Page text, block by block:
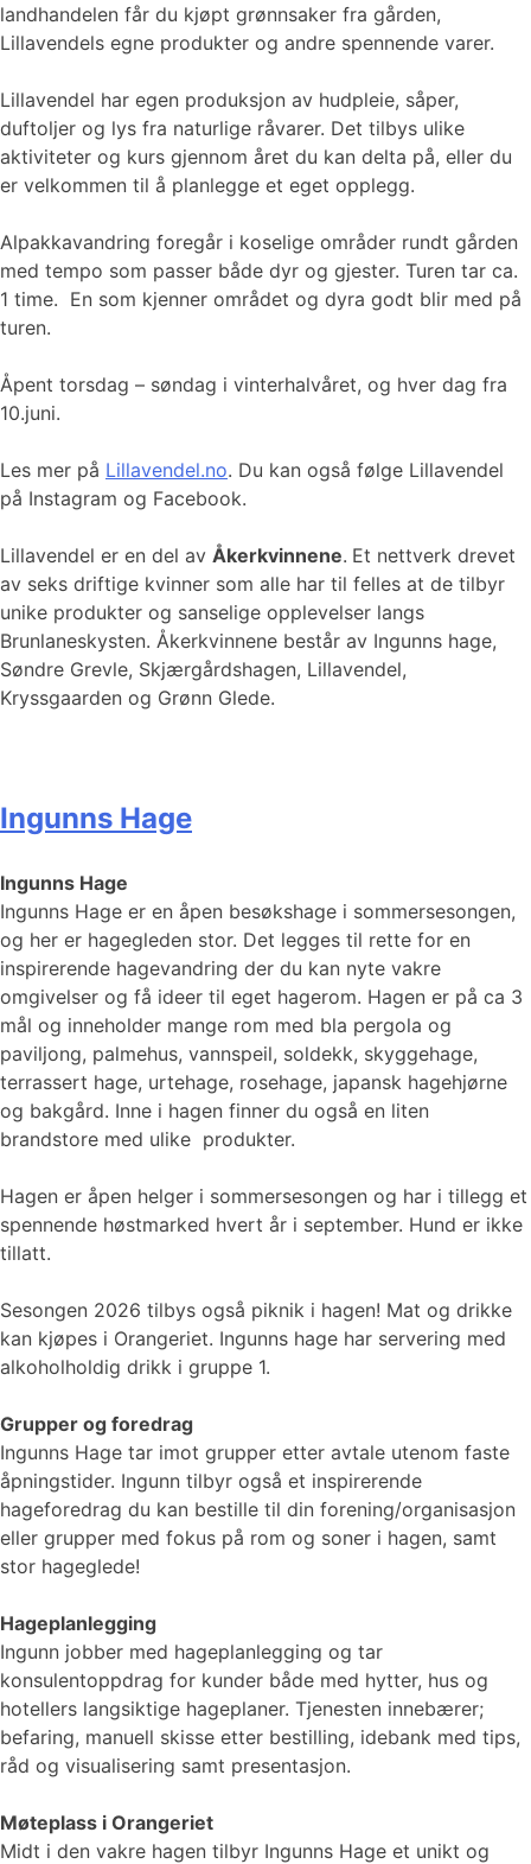
landhandelen får du kjøpt grønnsaker fra gården,
Lillavendels egne produkter og andre spennende varer.
Lillavendel har egen produksjon av hudpleie, såper,
duftoljer og lys fra naturlige råvarer. Det tilbys ulike
aktiviteter og kurs gjennom året du kan delta på, eller du
er velkommen til å planlegge et eget opplegg.
Alpakkavandring foregår i koselige områder rundt gården
med tempo som passer både dyr og gjester. Turen tar ca.
1 time. En som kjenner området og dyra godt blir med på
turen.
Åpent torsdag – søndag i vinterhalvåret, og hver dag fra
10.juni.
Les mer på Lillavendel.no. Du kan også følge Lillavendel
på Instagram og Facebook.
Lillavendel er en del av Åkerkvinnene. Et nettverk drevet
av seks driftige kvinner som alle har til felles at de tilbyr
unike produkter og sanselige opplevelser langs
Brunlaneskysten. Åkerkvinnene består av Ingunns hage,
Søndre Grevle, Skjærgårdshagen, Lillavendel,
Kryssgaarden og Grønn Glede.
Ingunns Hage
Ingunns Hage
Ingunns Hage er en åpen besøkshage i sommersesongen,
og her er hagegleden stor. Det legges til rette for en
inspirerende hagevandring der du kan nyte vakre
omgivelser og få ideer til eget hagerom. Hagen er på ca 3
mål og inneholder mange rom med bla pergola og
paviljong, palmehus, vannspeil, soldekk, skyggehage,
terrassert hage, urtehage, rosehage, japansk hagehjørne
og bakgård. Inne i hagen finner du også en liten
brandstore med ulike produkter.
Hagen er åpen helger i sommersesongen og har i tillegg et
spennende høstmarked hvert år i september. Hund er ikke
tillatt.
Sesongen 2026 tilbys også piknik i hagen! Mat og drikke
kan kjøpes i Orangeriet. Ingunns hage har servering med
alkoholholdig drikk i gruppe 1.
Grupper og foredrag
Ingunns Hage tar imot grupper etter avtale utenom faste
åpningstider. Ingunn tilbyr også et inspirerende
hageforedrag du kan bestille til din forening/organisasjon
eller grupper med fokus på rom og soner i hagen, samt
stor hageglede!
Hageplanlegging
Ingunn jobber med hageplanlegging og tar
konsulentoppdrag for kunder både med hytter, hus og
hotellers langsiktige hageplaner. Tjenesten innebærer;
befaring, manuell skisse etter bestilling, idebank med tips,
råd og visualisering samt presentasjon.
Møteplass i Orangeriet
Midt i den vakre hagen tilbyr Ingunns Hage et unikt og